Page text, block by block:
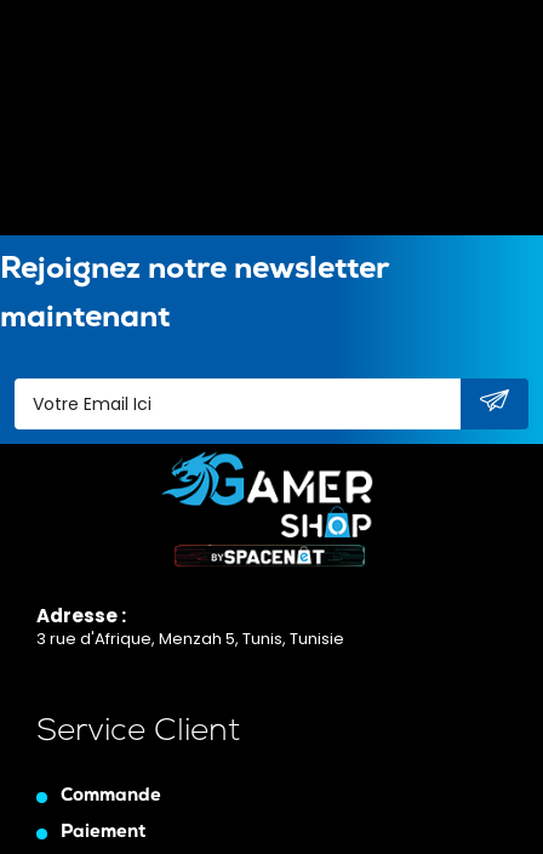
Rejoignez notre newsletter
maintenant
Adresse :
3 rue d'Afrique, Menzah 5, Tunis, Tunisie
Service Client
Commande
Paiement